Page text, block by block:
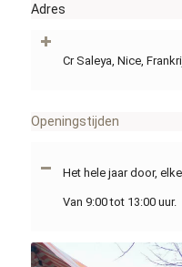
Adres
Cr Saleya, Nice,
Openingstijden
Het hele jaar door,
Van 9:00 tot 13:00 uur.